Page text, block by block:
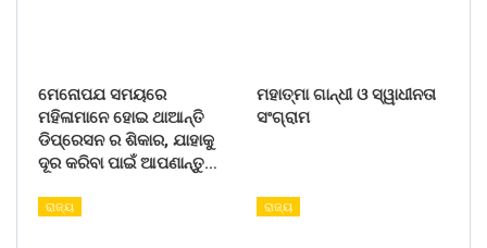
ମେନୋପଯ ସମୟରେ
ମହିଳାମାନେ ହୋଇ ଥାଆନ୍ତି
ଡିପ୍ରେସନ ର ଶିକାର, ଯାହାକୁ
ଦୂର କରିବା ପାଇଁ ଆପଣାନ୍ତୁ…
ମହାତ୍ମା ଗାନ୍ଧୀ ଓ ସ୍ୱାଧୀନତା
ସଂଗ୍ରାମ
ରାଜ୍ୟ ରାଜ୍ୟ